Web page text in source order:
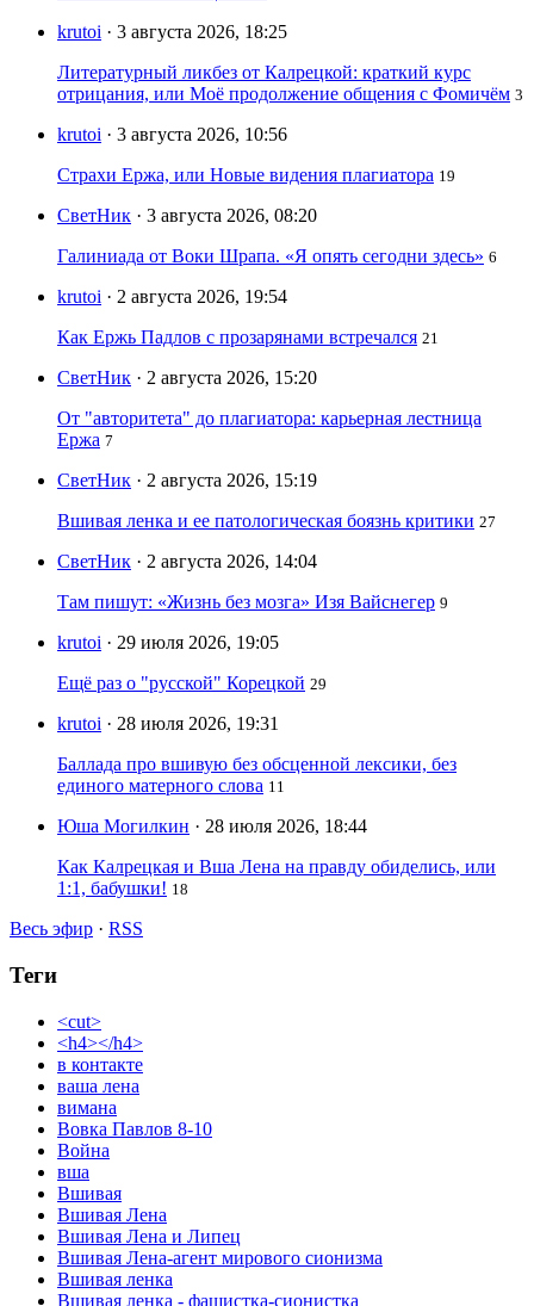
krutoi · 3 августа 2026, 18:25
Литературный ликбез от Калрецкой: краткий курс
отрицания, или Моё продолжение общения с Фомичём 3
krutoi · 3 августа 2026, 10:56
Страхи Ержа, или Новые видения плагиатора 19
СветНик · 3 августа 2026, 08:20
Галиниада от Воки Шрапа. «Я опять сегодни здесь» 6
krutoi · 2 августа 2026, 19:54
Как Ержь Падлов с прозарянами встречался 21
СветНик · 2 августа 2026, 15:20
От "авторитета" до плагиатора: карьерная лестница
Ержа 7
СветНик · 2 августа 2026, 15:19
Вшивая ленка и ее патологическая боязнь критики 27
СветНик · 2 августа 2026, 14:04
Там пишут: «Жизнь без мозга» Изя Вайснегер 9
krutoi · 29 июля 2026, 19:05
Ещё раз о "русской" Корецкой 29
krutoi · 28 июля 2026, 19:31
Баллада про вшивую без обсценной лексики, без
единого матерного слова 11
Юша Могилкин · 28 июля 2026, 18:44
Как Калрецкая и Вша Лена на правду обиделись, или
1:1, бабушки! 18
Весь эфир · RSS
Теги
<cut>
<h4></h4>
в контакте
ваша лена
вимана
Вовка Павлов 8-10
Война
вша
Вшивая
Вшивая Лена
Вшивая Лена и Липец
Вшивая Лена-агент мирового сионизма
Вшивая ленка
Вшивая ленка - фашистка-сионистка